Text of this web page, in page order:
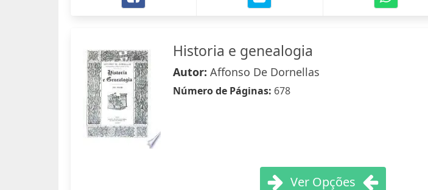
Historia e genealogia
Autor: Affonso De Dornellas
Número de Páginas: 678
Ver Opções